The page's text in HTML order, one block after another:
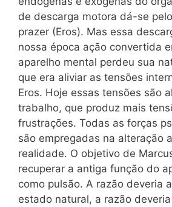
de descarga motora dá-se
prazer (Eros). Mas essa
nossa época ação convertida
aparelho mental perdeu sua
que era aliviar as tensões
Eros. Hoje essas tensões são
trabalho, que produz mais
frustrações. Todas as forças
são empregadas na alteração
realidade. O objetivo de
recuperar a antiga função do
como pulsão. A razão deveria
estado natural, a razão